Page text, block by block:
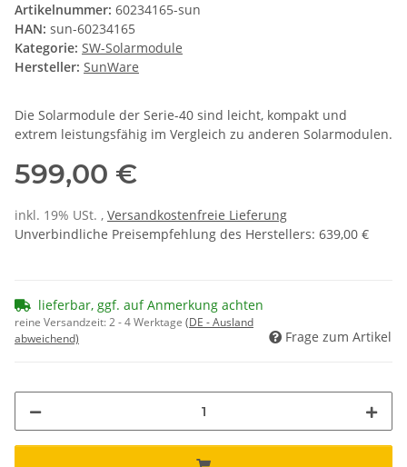
Artikelnummer: 60234165-sun
HAN: sun-60234165
Kategorie: SW-Solarmodule
Hersteller: SunWare
Die Solarmodule der Serie-40 sind leicht, kompakt und
extrem leistungsfähig im Vergleich zu anderen Solarmodulen.
599,00 €
inkl. 19% USt. , Versandkostenfreie Lieferung
Unverbindliche Preisempfehlung des Herstellers: 639,00 €
lieferbar, ggf. auf Anmerkung achten
reine Versandzeit:2 - 4 Werktage (DE - Ausland
abweichend)
Frage zum Artikel